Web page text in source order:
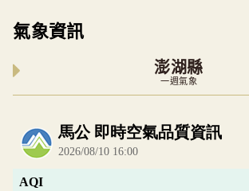
氣象資訊
澎湖縣
一週氣象
內嵌空氣品質小工具為視覺預